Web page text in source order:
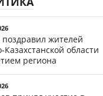
поздравил жителей
Казахстанской области
региона